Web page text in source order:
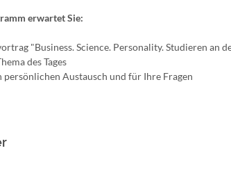
erwartet Sie:
"Business. Science. Personality. Studieren an
des Tages
persönlichen Austausch und für Ihre Fragen